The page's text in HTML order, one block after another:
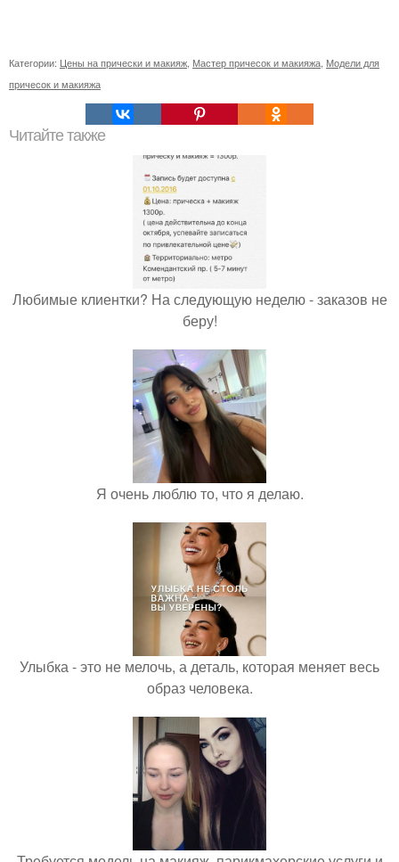
Категории: Цены на прически и макияж Мастер причесок и макияжа Модели для
причесок и макияжа
Читайте также
Любимые клиентки? На следующую неделю - заказов не
беру!
Я очень люблю то, что я делаю.
Улыбка - это не мелочь, а деталь, которая меняет весь
образ человека.